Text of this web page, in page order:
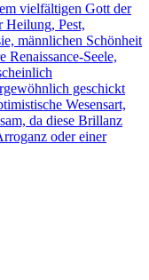
vielfältigen Gott der
Heilung, Pest,
männlichen Schönheit
Renaissance-Seele,
geschickt
Wesensart,
da diese Brillanz
oder einer